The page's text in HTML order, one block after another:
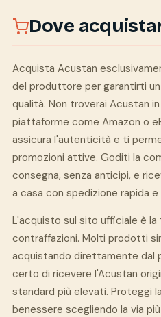
Dove
Acquista Acustan
del produttore per garantirti
qualità. Non troverai Acustan
piattaforme come Amazon o
assicura l'autenticità e ti
promozioni attive. Goditi la
consegna, senza anticipi, e
a casa con spedizione rapida
L'acquisto sul sito ufficiale è la
contraffazioni. Molti prodotti
acquistando direttamente dal
certo di ricevere l'Acustan
standard più elevati. Proteggi
benessere scegliendo la via